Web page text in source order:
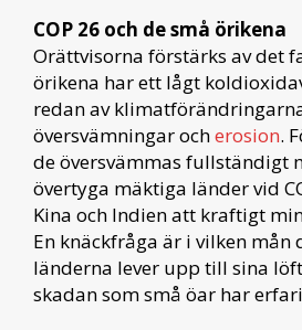
COP 26 och de små örikena
Orättvisorna förstärks av det
örikena har ett lågt
redan av
översvämningar ocherosion.
de översvämmas fullständigt
övertyga mäktiga länder vid
Kina och Indien att kraftigt
En knäckfråga är i vilken mån
länderna lever upp till sina
skadan som små öar har